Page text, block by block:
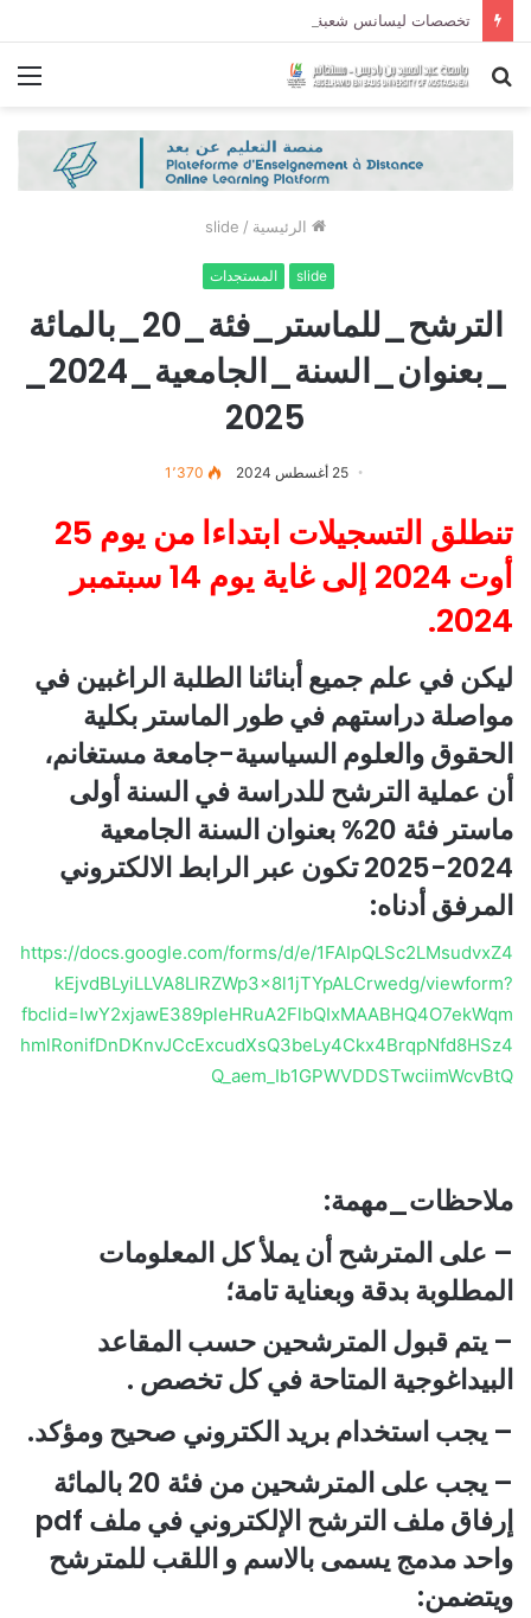
بحث
الرئيسية /
slide
slide المستجدات
الترشح_للماستر_فئة_20_بالمائة
_بعنوان_السنة_الجامعية_2024_
2025
25 أغسطس 2024 1٬370
تنطلق التسجيلات ابتداءا من يوم 25
أوت 2024 إلى غاية يوم 14 سبتمبر
2024.
ليكن في علم جميع أبنائنا الطلبة الراغبين في
مواصلة دراستهم في طور الماستر بكلية
الحقوق والعلوم السياسية-جامعة مستغانم،
أن عملية الترشح للدراسة في السنة أولى
ماستر فئة 20% بعنوان السنة الجامعية
2024-2025 تكون عبر الرابط الالكتروني
المرفق أدناه:
https://docs.google.com/forms/d/e/1FAIpQLSc2LMsudvxZ4
kEjvdBLyiLLVA8LIRZWp3x8l1jTYpALCrwedg/viewform?
fbclid=IwY2xjawE389pleHRuA2FlbQIxMAABHQ4O7ekWqm
hmlRonifDnDKnvJCcExcudXsQ3beLy4Ckx4BrqpNfd8HSz4
Q_aem_Ib1GPWVDDSTwciimWcvBtQ
ملاحظات_مهمة:
– على المترشح أن يملأ كل المعلومات
المطلوبة بدقة وبعناية تامة؛
– يتم قبول المترشحين حسب المقاعد
البيداغوجية المتاحة في كل تخصص .
– يجب استخدام بريد الكتروني صحيح ومؤكد.
– يجب على المترشحين من فئة 20 بالمائة
إرفاق ملف الترشح الإلكتروني في ملف pdf
واحد مدمج يسمى بالاسم و اللقب للمترشح
ويتضمن: